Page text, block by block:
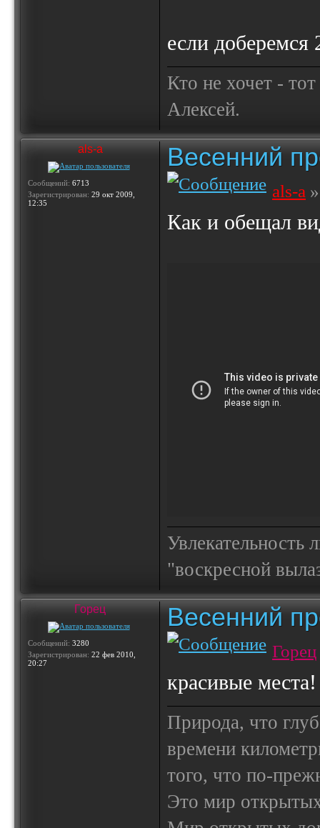
если
Кто не хочет -
Алексей.
als-a
Сообщений: 6713
Зарегистрирован: 29 окт 2009,
12:35
Весенний
als-a
Как и обещал
Увлекательность
"воскресной
Горец
Сообщений: 3280
Зарегистрирован: 22 фев 2010,
20:27
Весенний
Горец
красивые места!
Природа, что
времени
того, что по-
Это мир